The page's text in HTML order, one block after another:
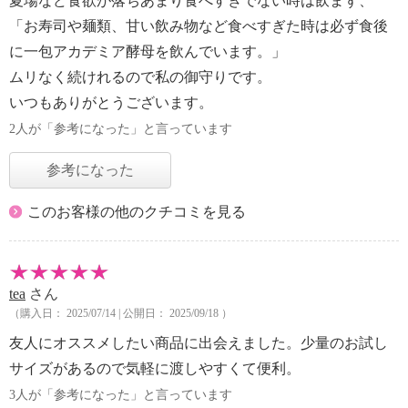
「お寿司や麺類、甘い飲み物など食べすぎた時は必ず食後
に一包アカデミア酵母を飲んでいます。」
ムリなく続けれるので私の御守りです。
いつもありがとうございます。
2人が「参考になった」と言っています
参考になった
このお客様の他のクチコミを見る
tea さん
（購入日： 2025/07/14 | 公開日： 2025/09/18 ）
友人にオススメしたい商品に出会えました。少量のお試し
サイズがあるので気軽に渡しやすくて便利。
3人が「参考になった」と言っています